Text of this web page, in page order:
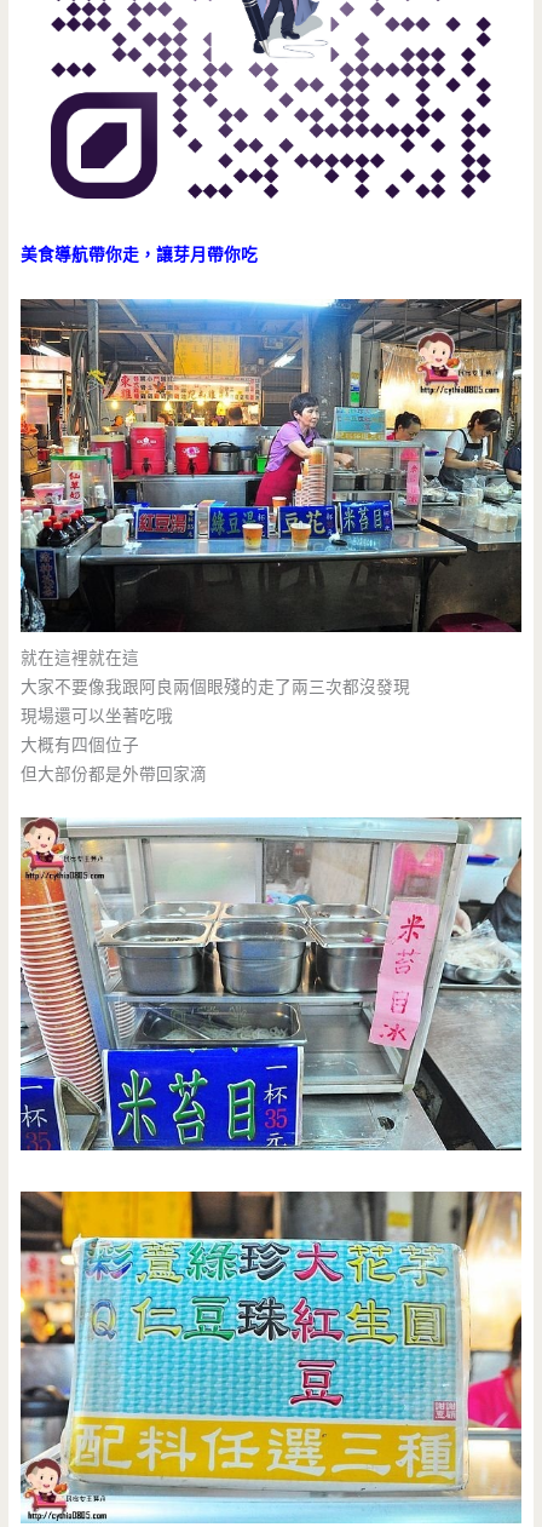
美食導航帶你走，讓芽月帶你吃
就在這裡就在這
大家不要像我跟阿良兩個眼殘的走了兩三次都沒發現
現場還可以坐著吃哦
大概有四個位子
但大部份都是外帶回家滴